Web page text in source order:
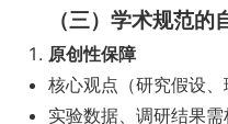
（三）学术规范的
原创性保障
核心观点（研究假设
实验数据、调研结果